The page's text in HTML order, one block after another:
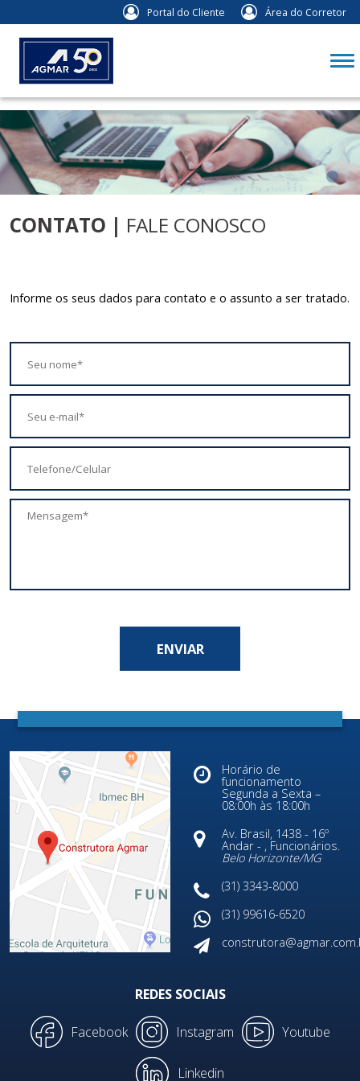
Portal do Cliente Área do Corretor
CONTATO | FALE CONOSCO
Informe os seus dados para contato e o assunto a ser tratado.
ENVIAR
Horário de
funcionamento
Segunda a Sexta –
08:00h às 18:00h
Av. Brasil, 1438 - 16º
Andar - , Funcionários.
Belo Horizonte/MG
(31) 3343-8000
(31) 99616-6520
REDES SOCIAIS
Facebook Instagram Youtube
Linkedin